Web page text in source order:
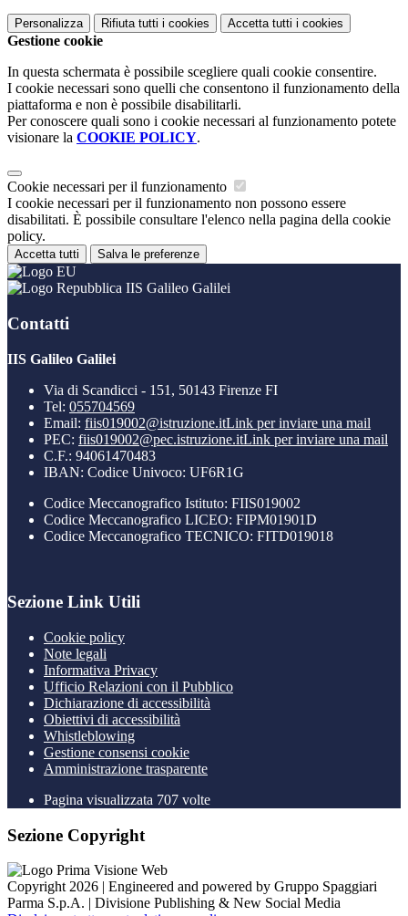
Personalizza Rifiuta tutti i cookies Accetta tutti i cookies
Gestione cookie
In questa schermata è possibile scegliere quali cookie consentire.
I cookie necessari sono quelli che consentono il funzionamento della
piattaforma e non è possibile disabilitarli.
Per conoscere quali sono i cookie necessari al funzionamento potete
visionare la COOKIE POLICY.
Cookie necessari per il funzionamento
I cookie necessari per il funzionamento non possono essere
disabilitati. È possibile consultare l'elenco nella pagina della cookie
policy.
Accetta tutti Salva le preferenze
IIS Galileo Galilei
Contatti
IIS Galileo Galilei
Via di Scandicci - 151, 50143 Firenze FI
Tel: 055704569
Email: fiis019002@istruzione.itLink per inviare una mail
PEC: fiis019002@pec.istruzione.itLink per inviare una mail
C.F.: 94061470483
IBAN: Codice Univoco: UF6R1G
Codice Meccanografico Istituto: FIIS019002
Codice Meccanografico LICEO: FIPM01901D
Codice Meccanografico TECNICO: FITD019018
Sezione Link Utili
Cookie policy
Note legali
Informativa Privacy
Ufficio Relazioni con il Pubblico
Dichiarazione di accessibilità
Obiettivi di accessibilità
Whistleblowing
Gestione consensi cookie
Amministrazione trasparente
Pagina visualizzata 707 volte
Sezione Copyright
Copyright 2026 | Engineered and powered by Gruppo Spaggiari
Parma S.p.A. | Divisione Publishing & New Social Media